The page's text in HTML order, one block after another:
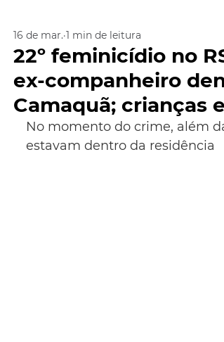
22º feminicídio no
ex-companheiro
Camaquã; crianças
16 de mar. 1 min de leitura
No momento do crime, além
estavam dentro da residência